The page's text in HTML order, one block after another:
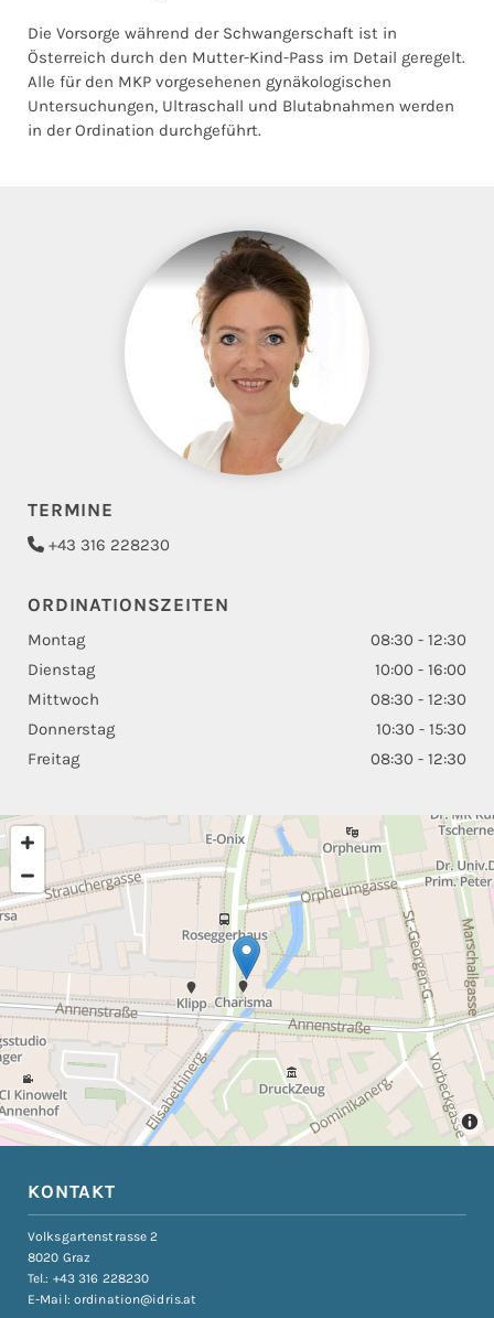
Die Vorsorge während der Schwangerschaft ist in
Österreich durch den Mutter-Kind-Pass im Detail geregelt.
Alle für den MKP vorgesehenen gynäkologischen
Untersuchungen, Ultraschall und Blutabnahmen werden
in der Ordination durchgeführt.
TERMINE
 +43 316 228230
ORDINATIONSZEITEN
Montag
08:30 - 12:30
Dienstag
10:00 - 16:00
Mittwoch
08:30 - 12:30
Donnerstag
10:30 - 15:30
Freitag
08:30 - 12:30
KONTAKT
Volksgartenstrasse 2
8020 Graz
Tel.: +43 316 228230
E-Mail: ordination@idris.at